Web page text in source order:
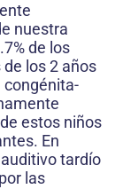
nuestra
de los
los 2 años
congénita-
estos niños
En
tardío
las